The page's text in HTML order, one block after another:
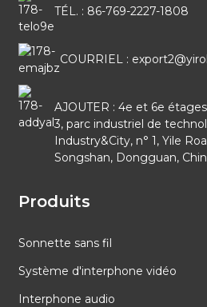
TÉL. : 86-769-2227-1808
COURRIEL :
AJOUTER : 4e et 6e
3, parc industriel de
Industry&City, n° 1, Yile
Songshan, Dongguan,
Produits
Sonnette sans fil
Système d'interphone vidéo
Interphone audio